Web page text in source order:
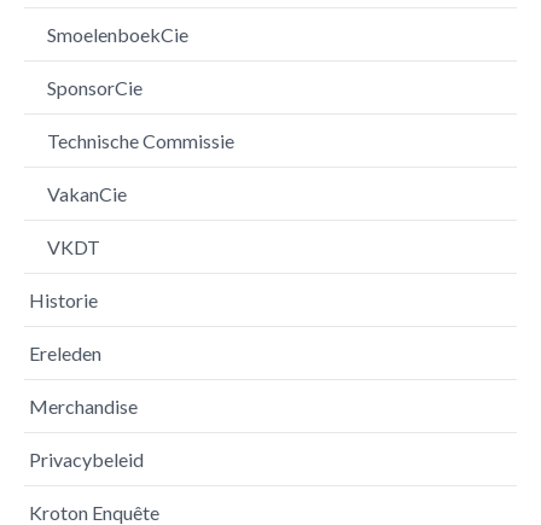
SmoelenboekCie
SponsorCie
Technische Commissie
VakanCie
VKDT
Historie
Ereleden
Merchandise
Privacybeleid
Kroton Enquête